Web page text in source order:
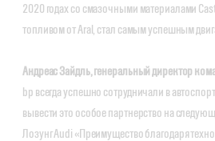
2020 годах со смазочными материалами
топливом от Aral, стал самым успешным
Андреас Зайдль, генеральный директор
bp всегда успешно сотрудничали в
вывести это особое партнерство на
Лозунг Audi «Преимущество благодаря